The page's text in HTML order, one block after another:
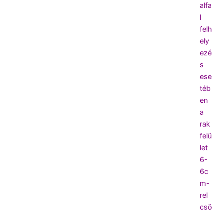
alfa
l
felh
ely
ezé
s
ese
téb
en
a
rak
felü
let
6-
6c
m-
rel
csö